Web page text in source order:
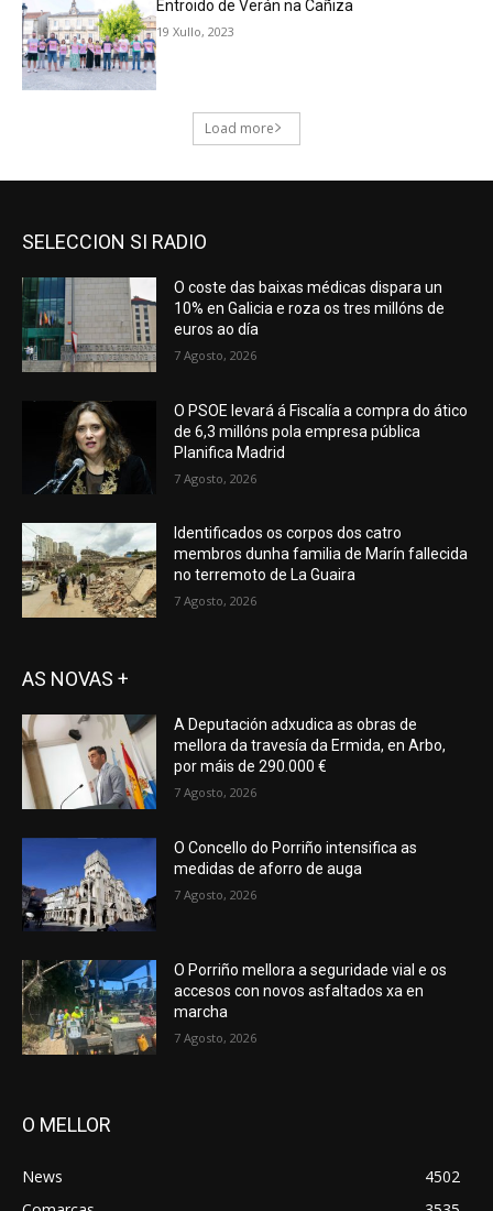
SELECCION SI RADIO
O coste das baixas médicas dispara un
10% en Galicia e roza os tres millóns de
euros ao día
7 Agosto, 2026
O PSOE levará á Fiscalía a compra do ático
de 6,3 millóns pola empresa pública
Planifica Madrid
7 Agosto, 2026
Identificados os corpos dos catro
membros dunha familia de Marín fallecida
no terremoto de La Guaira
7 Agosto, 2026
AS NOVAS +
A Deputación adxudica as obras de
mellora da travesía da Ermida, en Arbo,
por máis de 290.000 €
7 Agosto, 2026
O Concello do Porriño intensifica as
medidas de aforro de auga
7 Agosto, 2026
O Porriño mellora a seguridade vial e os
accesos con novos asfaltados xa en
marcha
7 Agosto, 2026
O MELLOR
News
4502